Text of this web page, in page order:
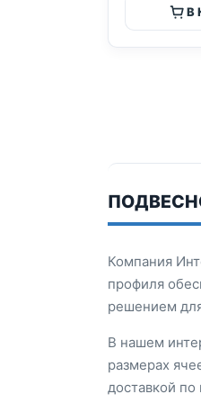
В
Компания
профиля
решением
В нашем
размерах
доставкой по